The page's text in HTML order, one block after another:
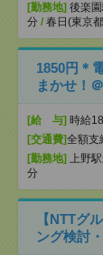
[勤務地] 後楽
分 / 春日(東京
1850円＊
まかせ！
[給 与] 時給
[交通費]全額支
[勤務地] 上野
分
【NTTグ
ング検討